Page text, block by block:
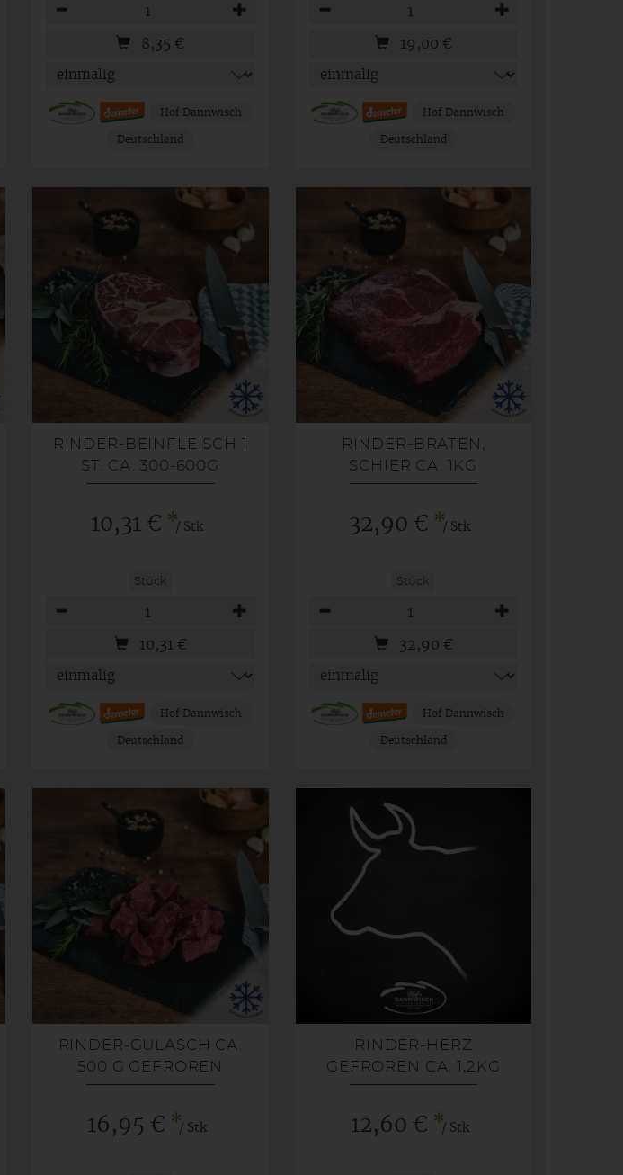
8,35 €
Hof Dannwisch
Deutschland
19,00 €
Hof Dannwisch
Deutschland
RINDER-BEINFLEISCH 1
ST. CA. 300-600G
GEFROREN
10,31 € */ Stk
Stück
10,31 €
Hof Dannwisch
Deutschland
RINDER-BRATEN,
SCHIER CA. 1KG
GEFROREN
32,90 € */ Stk
Stück
32,90 €
Hof Dannwisch
Deutschland
RINDER-GULASCH CA.
500 G GEFROREN
16,95 € */ Stk
RINDER-HERZ
GEFROREN CA. 1,2KG
12,60 € */ Stk